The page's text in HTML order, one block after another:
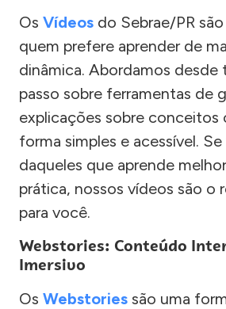
Os Vídeos do Sebrae/PR
quem prefere aprender de
dinâmica. Abordamos desde
passo sobre ferramentas de
explicações sobre conceitos
forma simples e acessível.
daqueles que aprende
prática, nossos vídeos são o
para você.
Webstories: Conteúdo
Imersivo
Os Webstories são uma